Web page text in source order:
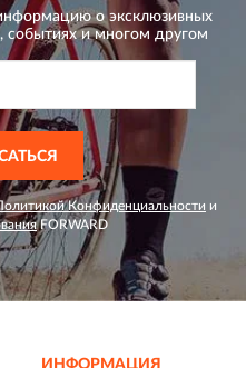
о эксклюзивных
событиях и многом другом
Конфиденциальности и
FORWARD